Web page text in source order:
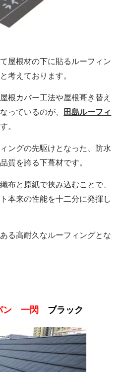
屋根材の下に貼るルーフィン
考えております。
根カバー工法や屋根葺き替え
っているのが、
田島ルーフィ
。
ングの先駆けとなった、防水
質を誇る下葺材です。
布と原紙で挟み込むことで、
本来の性能を十二分に発揮し
る高耐久なルーフィングとな
ン 一閃 ブラック